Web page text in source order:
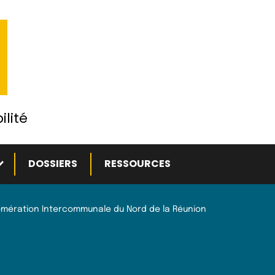
menu
DOSSIERS RESSOURCES
Intercommunale du Nord de la Réunion